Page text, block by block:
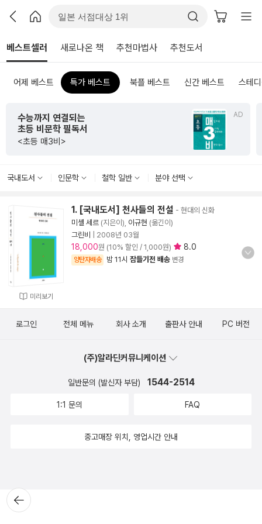
베스트셀러 새로나온 책 추천마법사 추천도서
어제 베스트 특가 베스트 북플 베스트 신간 베스트 스테
AD
수능까지 연결되는
초등 비문학 필독서
<초등 매3비>
국내도서 인문학 철학 일반 분야 선택
미리보기
1. [국내도서] 천사들의 전설 - 현대의 신화
미셸 세르 (지은이), 이규현 (옮긴이)
그린비
2008년 03월
18,000원 (10% 할인 / 1,000원) 8.0
양탄자배송 밤 11시 잠들기전 배송 변경
뒤로가
기
로그인 전체 메뉴 회사 소개 출판사 안내 PC 버전
(주)알라딘커뮤니케이션
일반문의 (발신자 부담) 1544-2514
1:1 문의 FAQ
중고매장 위치, 영업시간 안내